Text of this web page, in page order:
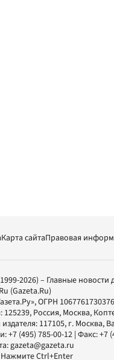
Карта сайтаПравовая
2026) – Главные новости
(Gazeta.Ru)
, ОГРН
125239, Россия, Москва,
117105, г. Москва,
+7 (495) 785-00-12 | Факс:+7
gazeta@gazeta.ru
Ctrl+Enter